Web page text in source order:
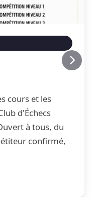
cours et les
d'Échecs
à tous, du
confirmé,
conviviale.